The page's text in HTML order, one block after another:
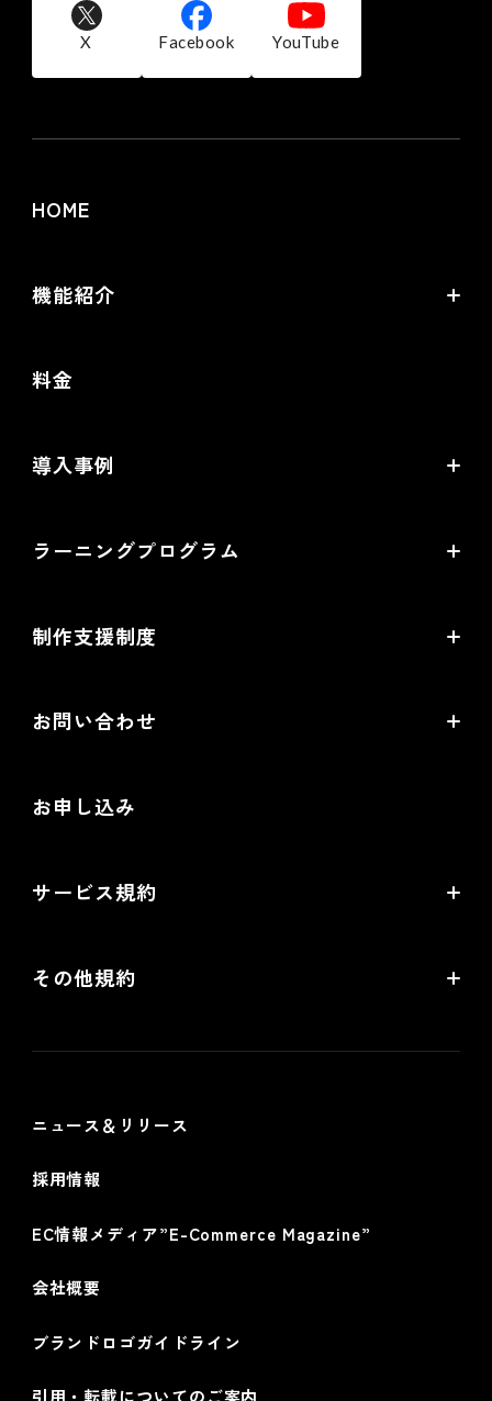
X Facebook YouTube
HOME
機能紹介
オムニチャネル・OMO
提携サービス一覧
料金
導入事例
導入企業一覧
ラーニングプログラム
オープンセミナー一覧
制作支援制度
EC制作パートナー一覧
お問い合わせ
導入検討Webミーティング
お申し込み
サービス規約
futureshop omni-channelサービス規約
その他規約
ニュース＆リリース
採用情報
EC情報メディア”E-Commerce Magazine”
会社概要
ブランドロゴガイドライン